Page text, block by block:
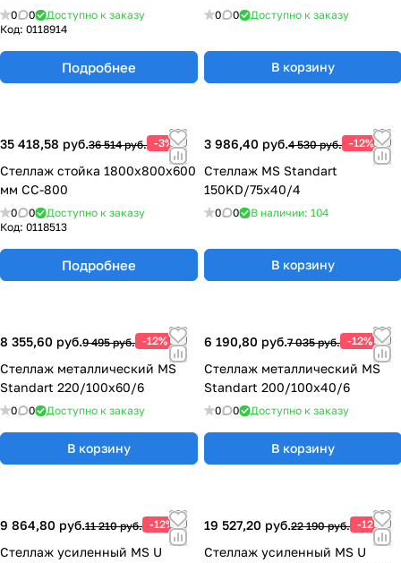
0 0
Доступно к заказу
Код: 0118914
Подробнее
0 0 Доступно к заказу
В корзину
35 418,58 руб.36 514 руб. -3%
Стеллаж стойка 1800х800х600
мм СC-800
0 0
Доступно к заказу
Код: 0118513
Подробнее
3 986,40 руб.4 530 руб. -12%
Стеллаж MS Standart
150KD/75x40/4
0 0 В наличии: 104
В корзину
8 355,60 руб.9 495 руб. -12%
Стеллаж металлический MS
Standart 220/100x60/6
0 0 Доступно к заказу
В корзину
6 190,80 руб.7 035 руб. -12%
Стеллаж металлический MS
Standart 200/100x40/6
0 0 Доступно к заказу
В корзину
9 864,80 руб.11 210 руб. -12%
Стеллаж усиленный MS U
19 527,20 руб.22 190 руб. -12%
Стеллаж усиленный MS U